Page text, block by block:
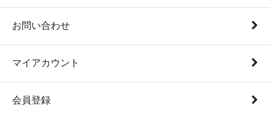
お問い合わせ
マイアカウント
会員登録